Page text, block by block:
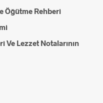
Öğütme Rehberi
Lezzet Notalarının